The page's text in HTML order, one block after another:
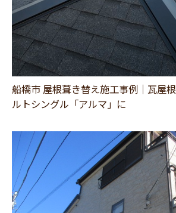
船橋市 屋根葺き替え施工事例｜瓦屋
ルトシングル「アルマ」に